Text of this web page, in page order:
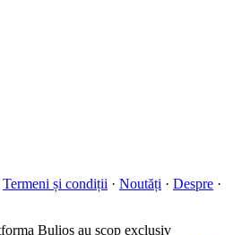
Termeni și condiții · Noutăți · Despre ·
Bulios au scop exclusiv